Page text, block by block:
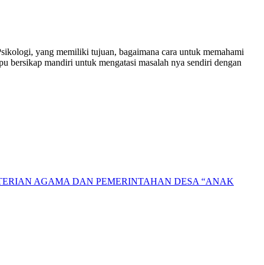
yang memiliki tujuan, bagaimana cara untuk memahami
bersikap mandiri untuk mengatasi masalah nya sendiri dengan
AGAMA DAN PEMERINTAHAN DESA “ANAK